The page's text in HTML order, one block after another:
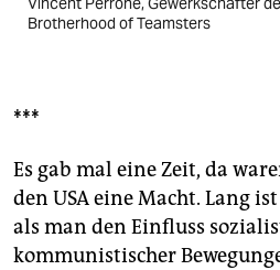
Brotherhood of Teamsters
***
Es gab mal eine Zeit, da
den USA eine Macht. Lang
als man den Einfluss
kommunistischer